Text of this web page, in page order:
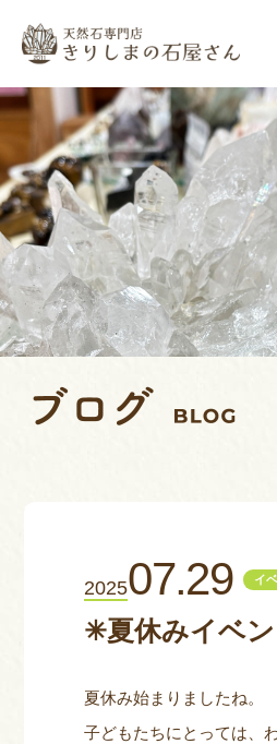
202507.29 イ
✳︎夏休みイベ
夏休み始まりましたね。
子どもたちにとっては、
当店につ
天然石につ
ご購入はこ
店長紹